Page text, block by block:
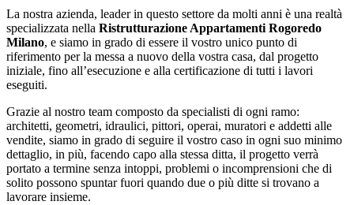
La nostra azienda, leader in questo settore da molti anni è una realtà
specializzata nella Ristrutturazione Appartamenti Rogoredo
Milano, e siamo in grado di essere il vostro unico punto di
riferimento per la messa a nuovo della vostra casa, dal progetto
iniziale, fino all’esecuzione e alla certificazione di tutti i lavori
eseguiti.
Grazie al nostro team composto da specialisti di ogni ramo:
architetti, geometri, idraulici, pittori, operai, muratori e addetti alle
vendite, siamo in grado di seguire il vostro caso in ogni suo minimo
dettaglio, in più, facendo capo alla stessa ditta, il progetto verrà
portato a termine senza intoppi, problemi o incomprensioni che di
solito possono spuntar fuori quando due o più ditte si trovano a
lavorare insieme.